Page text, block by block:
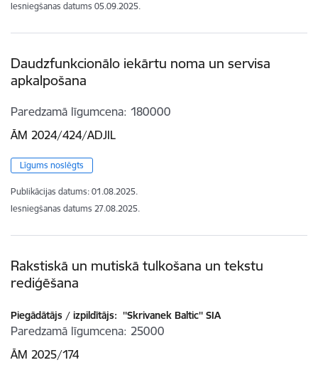
Iesniegšanas datums 05.09.2025.
Daudzfunkcionālo iekārtu noma un servisa
apkalpošana
Paredzamā līgumcena 180000
ĀM 2024/424/ADJIL
Līgums noslēgts
Publikācijas datums: 01.08.2025.
Iesniegšanas datums 27.08.2025.
Rakstiskā un mutiskā tulkošana un tekstu
rediģēšana
Piegādātājs / izpildītājs: ''Skrivanek Baltic'' SIA
Paredzamā līgumcena 25000
ĀM 2025/174